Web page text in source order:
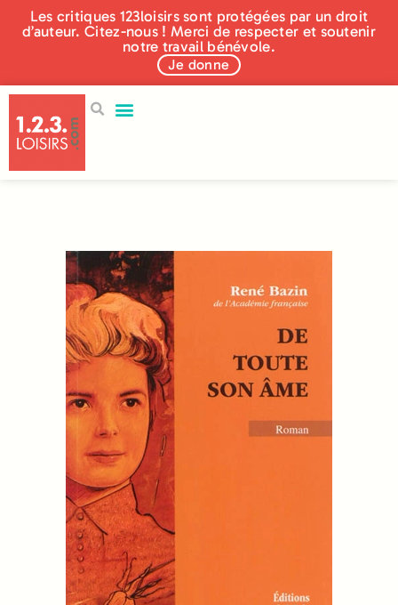
Les critiques 123loisirs sont protégées par un droit
d’auteur. Citez-nous ! Merci de respecter et soutenir
notre travail bénévole.
Je donne